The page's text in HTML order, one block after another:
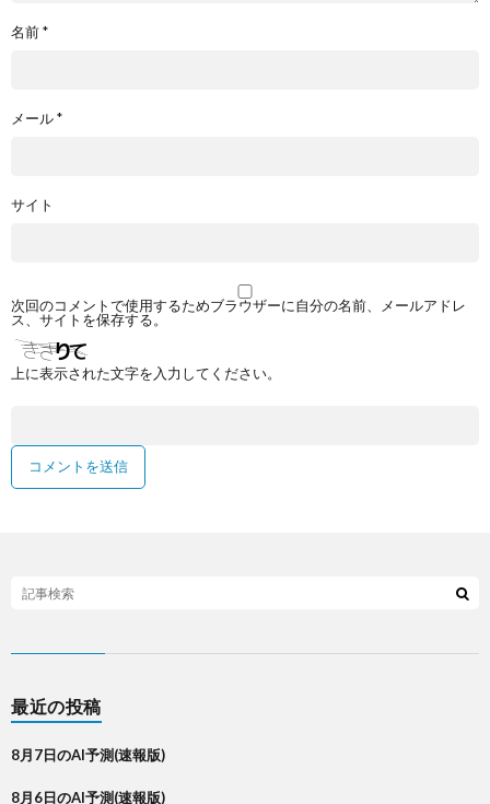
名前*
メール*
サイト
次回のコメントで使用するためブラウザーに自分の名前、メールアドレ
ス、サイトを保存する。
上に表示された文字を入力してください。
最近の投稿
8月7日のAI予測(速報版)
8月6日のAI予測(速報版)